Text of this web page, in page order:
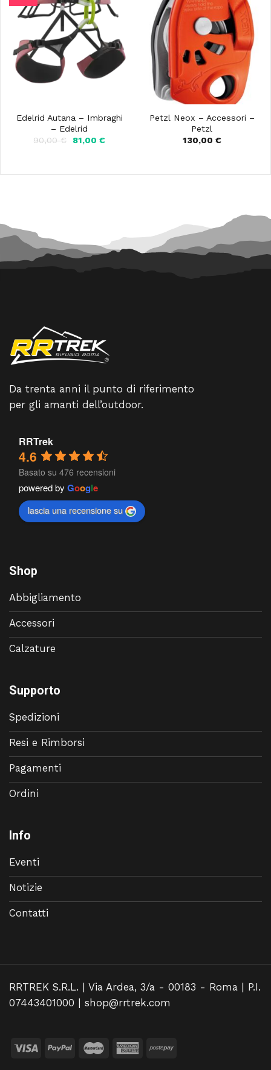
Edelrid Autana – Imbraghi
– Edelrid
90,00€
Il
90,00 €.
81,00 €Il
81,00 €.
Petzl Neox – Accessori –
Petzl
130,00 €
Da trenta anni il punto di riferimento
per gli amanti dell’outdoor.
RRTrek
4.6
Basato su 476 recensioni
powered by Google
lascia una recensione su
Shop
Abbigliamento
Accessori
Calzature
Supporto
Spedizioni
Resi e Rimborsi
Pagamenti
Ordini
Info
Eventi
Notizie
Contatti
RRTREK S.R.L. | Via Ardea, 3/a - 00183 - Roma | P.I.
07443401000 | shop@rrtrek.com